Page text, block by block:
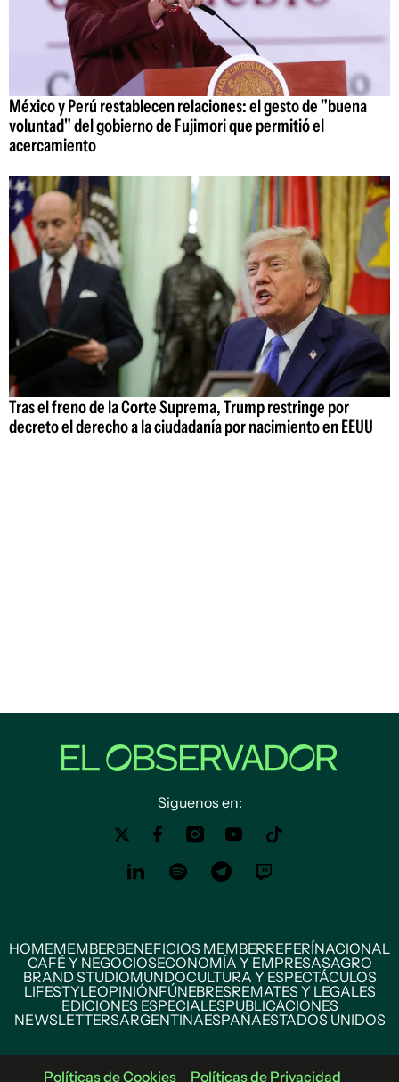
México y Perú restablecen relaciones: el gesto de "buena
voluntad" del gobierno de Fujimori que permitió el
acercamiento
Tras el freno de la Corte Suprema, Trump restringe por
decreto el derecho a la ciudadanía por nacimiento en EEUU
Siguenos en:
HOMEMEMBERBENEFICIOS MEMBERREFERÍNACIONAL
CAFÉ Y NEGOCIOSECONOMÍA Y EMPRESASAGRO
BRAND STUDIOMUNDOCULTURA Y ESPECTÁCULOS
LIFESTYLEOPINIÓNFÚNEBRESREMATES Y LEGALES
EDICIONES ESPECIALESPUBLICACIONES
NEWSLETTERSARGENTINAESPAÑAESTADOS UNIDOS
Políticas de Cookies Políticas de Privacidad